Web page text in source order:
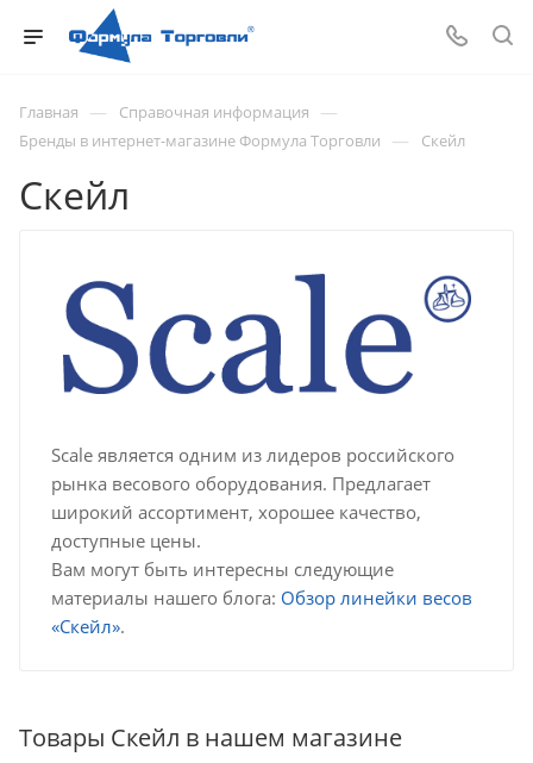
Главная — Справочная информация —
Бренды в интернет-магазине Формула Торговли — Скейл
Скейл
Scale является одним из лидеров российского
рынка весового оборудования. Предлагает
широкий ассортимент, хорошее качество,
доступные цены.
Вам могут быть интересны следующие
материалы нашего блога: Обзор линейки весов
«Скейл».
Товары Скейл в нашем магазине